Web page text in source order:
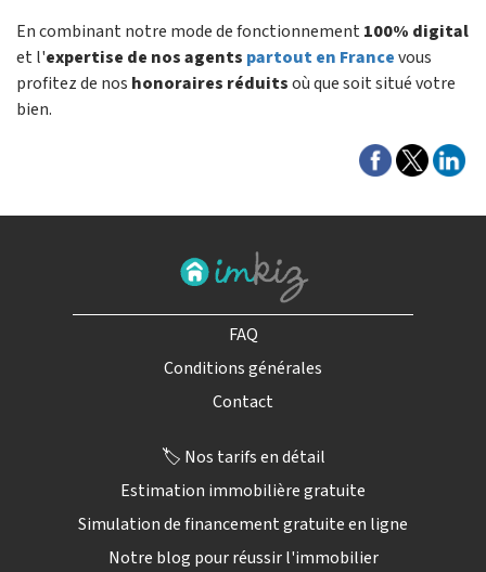
En combinant notre mode de fonctionnement 100% digital
et l'expertise de nos agents partout en Francevous
profitez de nos honoraires réduitsoù que soit situé votre
bien.
FAQ
Conditions générales
Contact
🏷️ Nos tarifs en détail
Estimation immobilière gratuite
Simulation de financement gratuite en ligne
Notre blog pour réussir l'immobilier